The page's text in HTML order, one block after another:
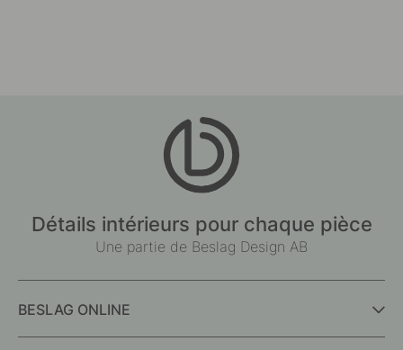
Détails intérieurs pour chaque pièce
Une partie de Beslag Design AB
BESLAG ONLINE